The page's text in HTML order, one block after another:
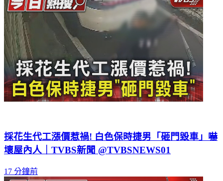
採花生代工漲價惹禍! 白色保時捷男「砸門毀車」嚇
壞屋內人｜TVBS新聞 @TVBSNEWS01
17 分鐘前